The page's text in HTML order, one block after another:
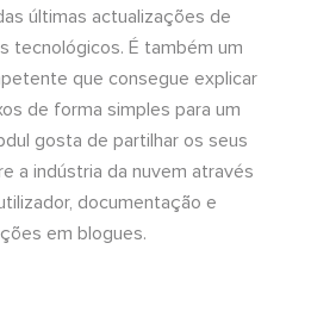
últimas actualizações de
tecnológicos. É também um
que consegue explicar
de forma simples para um
gosta de partilhar os seus
a indústria da nuvem através
documentação e
em blogues.